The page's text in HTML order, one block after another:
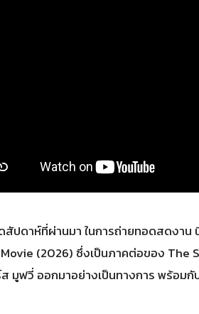
สัปดาห์ที่ผ่านมา ในการถ่ายทอดสดงาน
(2026) ซึ่งเป็นภาคต่อของ The
ส มูฟวี่ ออกมาอย่างเป็นทางการ พร้อมกั